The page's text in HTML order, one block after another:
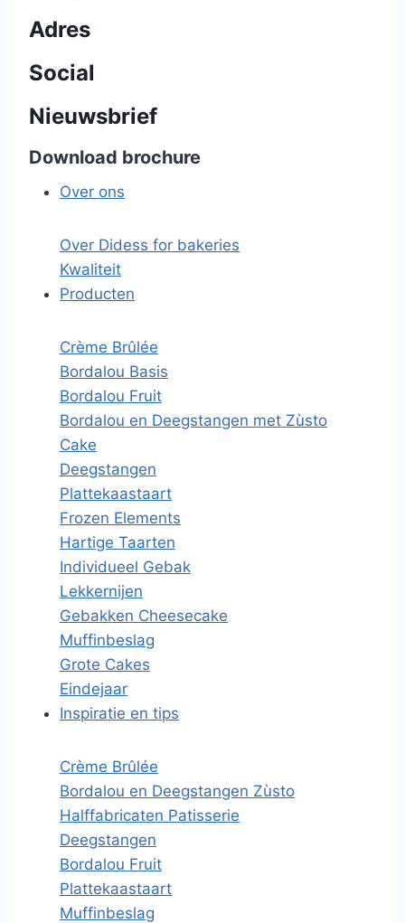
Adres
Social
Nieuwsbrief
Download brochure
Over ons
Over Didess for bakeries
Kwaliteit
Producten
Crème Brûlée
Bordalou Basis
Bordalou Fruit
Bordalou en Deegstangen met Zùsto
Cake
Deegstangen
Plattekaastaart
Frozen Elements
Hartige Taarten
Individueel Gebak
Lekkernijen
Gebakken Cheesecake
Muffinbeslag
Grote Cakes
Eindejaar
Inspiratie en tips
Crème Brûlée
Bordalou en Deegstangen Zùsto
Halffabricaten Patisserie
Deegstangen
Bordalou Fruit
Plattekaastaart
Muffinbeslag